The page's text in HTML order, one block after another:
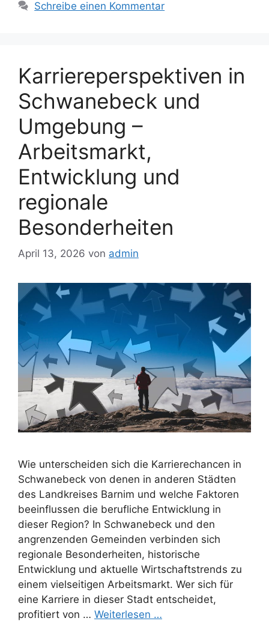
Schreibe einen Kommentar
Karriereperspektiven in
Schwanebeck und
Umgebung –
Arbeitsmarkt,
Entwicklung und
regionale
Besonderheiten
April 13, 2026 von admin
Wie unterscheiden sich die Karrierechancen in
Schwanebeck von denen in anderen Städten
des Landkreises Barnim und welche Faktoren
beeinflussen die berufliche Entwicklung in
dieser Region? In Schwanebeck und den
angrenzenden Gemeinden verbinden sich
regionale Besonderheiten, historische
Entwicklung und aktuelle Wirtschaftstrends zu
einem vielseitigen Arbeitsmarkt. Wer sich für
eine Karriere in dieser Stadt entscheidet,
profitiert von … Weiterlesen …